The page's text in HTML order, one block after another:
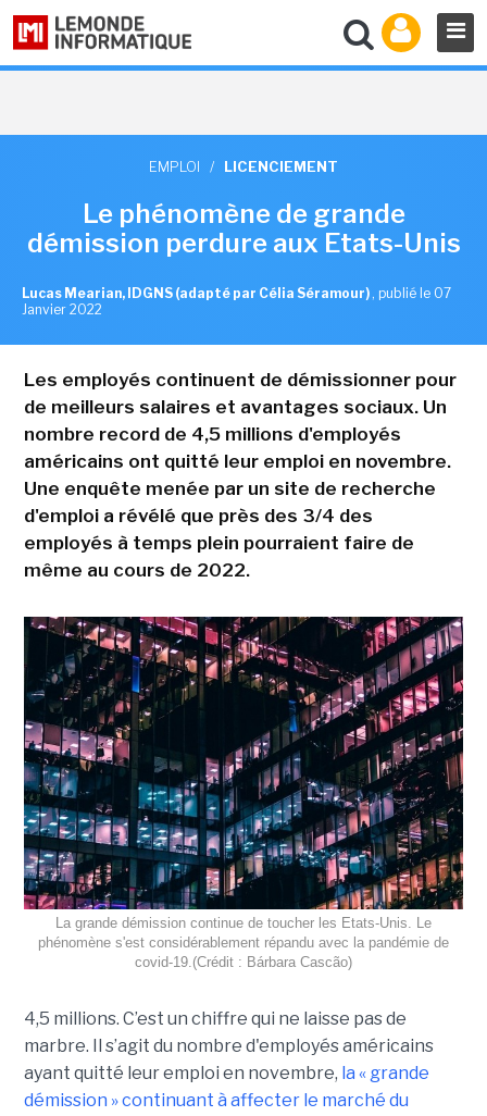
EMPLOI / LICENCIEMENT
Le phénomène de grande
démission perdure aux Etats-Unis
Lucas Mearian, IDGNS (adapté par Célia Séramour) , publié le 07
Janvier 2022
Les employés continuent de démissionner pour
de meilleurs salaires et avantages sociaux. Un
nombre record de 4,5 millions d'employés
américains ont quitté leur emploi en novembre.
Une enquête menée par un site de recherche
d'emploi a révélé que près des 3/4 des
employés à temps plein pourraient faire de
même au cours de 2022.
La grande démission continue de toucher les Etats-Unis. Le
phénomène s'est considérablement répandu avec la pandémie de
covid-19.(Crédit : Bárbara Cascão)
4,5 millions. C’est un chiffre qui ne laisse pas de
marbre. Il s’agit du nombre d'employés américains
ayant quitté leur emploi en novembre, la « grande
démission » continuant à affecter le marché du